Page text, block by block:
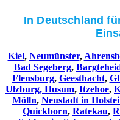
In Deutschland
Kiel, Neumünster,
Bad Segeberg,
Flensburg, Geesthacht,
Ulzburg, Husum, Itzehoe,
Mölln, Neustadt in
Quickborn, Ratekau,